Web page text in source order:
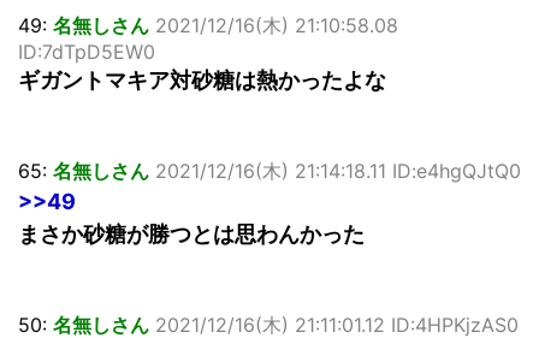
49: 名無しさん 2021/12/16(木) 21:10:58.08
ID:7dTpD5EW0
ギガントマキア対砂糖は熱かったよな
65: 名無しさん 2021/12/16(木) 21:14:18.11 ID:e4hgQJtQ0
>>49
まさか砂糖が勝つとは思わんかった
50: 名無しさん 2021/12/16(木) 21:11:01.12 ID:4HPKjzAS0